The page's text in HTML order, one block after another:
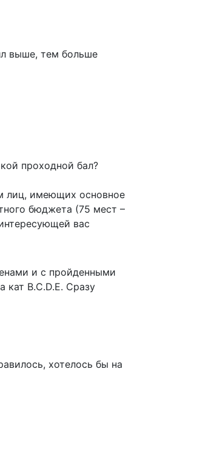
выше, тем больше
проходной бал?
лиц, имеющих основное
бюджета (75 мест –
вас
и с пройденными
B.C.D.E. Сразу
хотелось бы на